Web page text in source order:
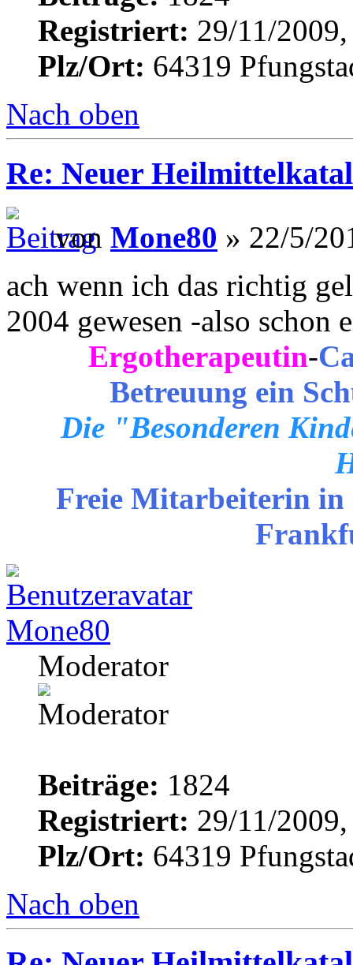
Registriert: 29/11/
Plz/Ort: 64319
Nach oben
Re: Neuer
von Mone80 » 22/5/
ach wenn ich das richtig
2004 gewesen -also schon
Ergotherapeutin-
Betreuung ein
Die "Besonderen
Freie Mitarbeiterin in
Mone80
Moderator
Beiträge: 1824
Registriert: 29/11/
Plz/Ort: 64319
Nach oben